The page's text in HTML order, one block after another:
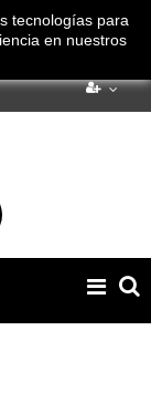
a 50€
de
tecnologías para
en nuestros